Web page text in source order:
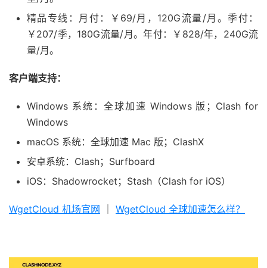
精品专线：月付：￥69/月，120G流量/月。季付：
￥207/季，180G流量/月。年付：￥828/年，240G流
量/月。
客户端支持：
Windows 系统：全球加速 Windows 版；Clash for
Windows
macOS 系统：全球加速 Mac 版；ClashX
安卓系统：Clash；Surfboard
iOS：Shadowrocket；Stash（Clash for iOS）
WgetCloud 机场官网 WgetCloud 全球加速怎么样？